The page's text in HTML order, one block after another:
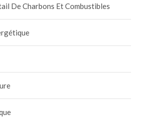
De Charbons Et Combustibles